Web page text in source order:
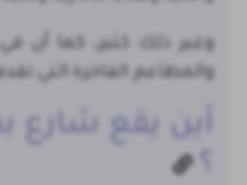
وغير ذلك كثير، كما أن
والمطاعم الفاخرة التي
أين يقع شارع
؟